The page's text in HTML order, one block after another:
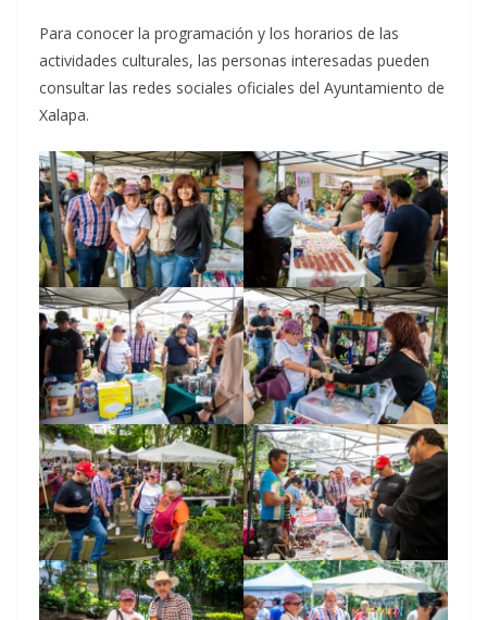
Para conocer la programación y los horarios de las
actividades culturales, las personas interesadas pueden
consultar las redes sociales oficiales del Ayuntamiento de
Xalapa.